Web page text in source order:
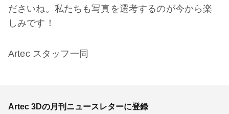
ださいね。私たちも写真を選考するのが今から楽
しみです！
Artec スタッフ一同
Artec 3Dの月刊ニュースレターに登録